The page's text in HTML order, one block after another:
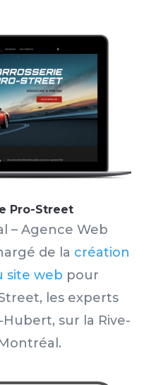
Pro-Street
– Agence Web
de la création
site web pour
, les experts
sur la Rive-